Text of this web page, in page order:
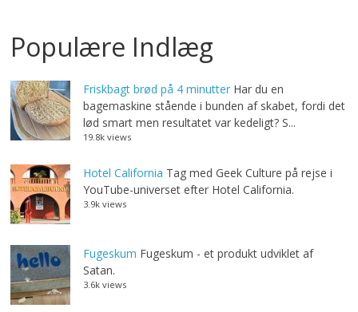
Populære Indlæg
Friskbagt brød på 4 minutter Har du en
bagemaskine stående i bunden af skabet, fordi det
lød smart men resultatet var kedeligt? S...
19.8k views
Hotel California Tag med Geek Culture på rejse i
YouTube-universet efter Hotel California.
3.9k views
Fugeskum Fugeskum - et produkt udviklet af
Satan.
3.6k views